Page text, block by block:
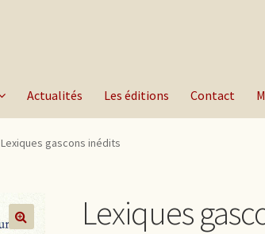
Actualités Les éditions Contact
Lexiques gascons inédits
Lexiques